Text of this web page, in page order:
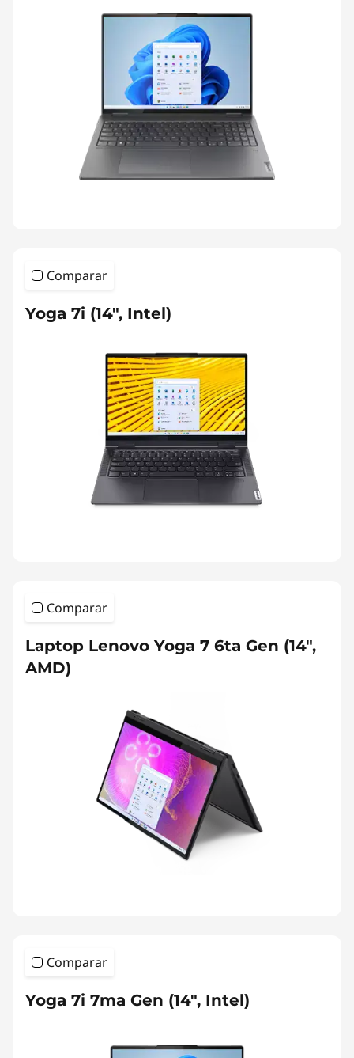
Comparar
Yoga 7i (14", Intel)
Comparar
Laptop Lenovo Yoga 7 6ta Gen (14",
AMD)
Comparar
Yoga 7i 7ma Gen (14", Intel)